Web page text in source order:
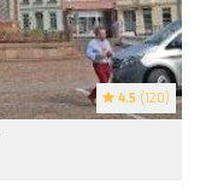
4.5 (120)